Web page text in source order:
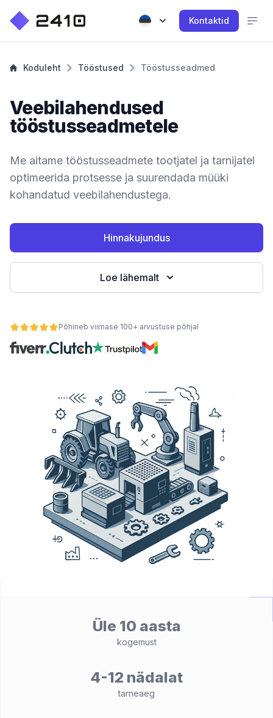
Kontaktid
Koduleht Tööstused Tööstusseadmed
Veebilahendused
tööstusseadmetele
Me aitame tööstusseadmete tootjatel ja tarnijatel
optimeerida protsesse ja suurendada müüki
kohandatud veebilahendustega.
Hinnakujundus
Loe lähemalt
Põhineb viimase 100+ arvustuse põhjal
Üle 10 aasta
kogemust
4-12 nädalat
tarneaeg